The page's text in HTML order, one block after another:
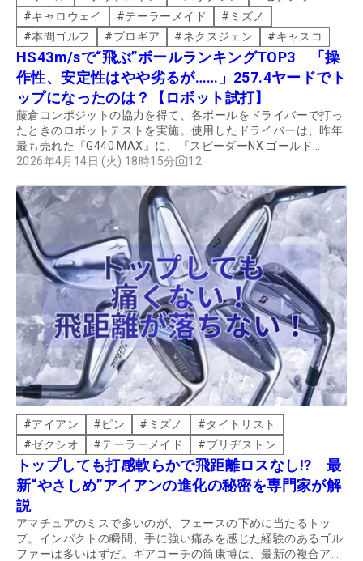
#キャロウェイ #テーラーメイド # ミズノ
#本間ゴルフ #プロギア #ネクスジェン #キャスコ
HS43m/sで“飛ぶ”ボールランキングTOP3 「操
作性、安定性はやや劣るが……」257.4ヤードでト
ップになったのは？【ロボット試打】
藤倉コンポジットの協力を得て、各ボールをドライバーで打っ
たときのロボットテストを実施。使用したドライバーは、昨年
最も売れた『G440 MAX』に、『スピーダーNX ゴールド
50S』を組み合わせた。福島県南相馬市にある同社の小高工場
クマンで計測。エラーを除いた3球の平均値を取った。その結
果とともに、プロゴルファーの海老原秀聡が試打したインプレ
ッションも紹介する。
2026年4月14日 (火) 18時15分 12
#アイアン #ピン # ミズノ #タイトリスト
#ゼクシオ #テーラーメイド #ブリヂストン
トップしても打感軟らかで飛距離ロスなし!? 最
新“やさしめ”アイアンの進化の秘密を専門家が解
説
アマチュアのミスで多いのが、フェースの下めに当たるトッ
プ。インパクトの瞬間、手に強い痛みを感じた経験のあるゴル
ファーは多いはずだ。ギアコーチの筒康博は、最新の複合アイ